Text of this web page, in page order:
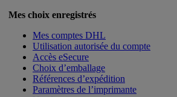
Mes choix enregistrés
Mes comptes DHL
Utilisation autorisée du compte
Accès eSecure
Choix d’emballage
Références d’expédition
Paramètres de l’imprimante